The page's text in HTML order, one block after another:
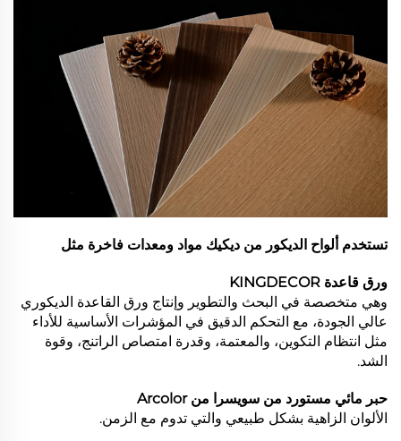
تستخدم ألواح الديكور من ديكيك مواد ومعدات فاخرة مثل
ورق قاعدة KINGDECOR
وهي متخصصة في البحث والتطوير وإنتاج ورق القاعدة الديكوري
عالي الجودة، مع التحكم الدقيق في المؤشرات الأساسية للأداء
مثل انتظام التكوين، والمعتمة، وقدرة امتصاص الراتنج، وقوة
الشد.
حبر مائي مستورد من سويسرا من Arcolor
الألوان الزاهية بشكل طبيعي والتي تدوم مع الزمن.